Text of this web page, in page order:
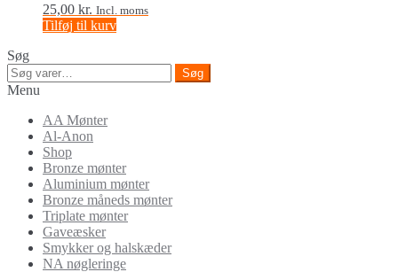
25,00 kr. Incl. moms
Tilføj til kurv
Søg
Søg
efter:
Søg
Menu
AA Mønter
Al-Anon
Shop
Bronze mønter
Aluminium mønter
Bronze måneds mønter
Triplate mønter
Gaveæsker
Smykker og halskæder
NA nøgleringe